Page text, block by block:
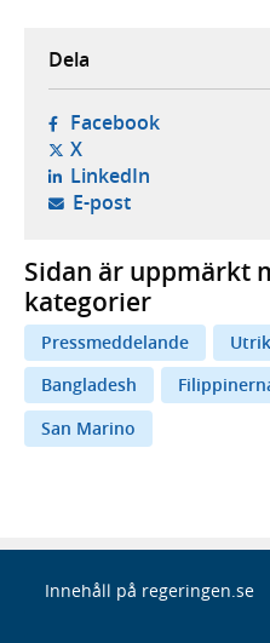
Dela
Facebook- öppnas i
X- öppnas i ny flik,
LinkedIn- öppnas i
E-post- öppnar din e-
Sidan är uppmärkt
kategorier
Pressmeddelande
Bangladesh
San Marino
Innehåll på regeringen.se